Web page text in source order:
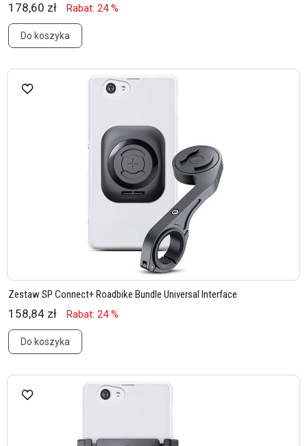
178,60 zł Rabat: 24 %
Do koszyka
Zestaw SP Connect+ Roadbike Bundle Universal Interface
158,84 zł Rabat: 24 %
Do koszyka